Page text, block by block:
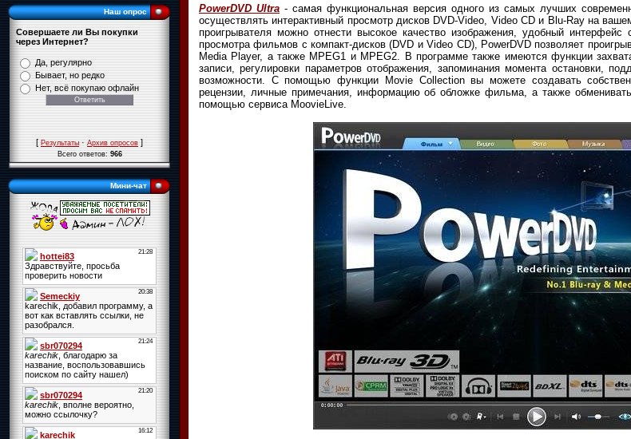
Наш опрос
Совершаете ли Вы покупки
через Интернет?
Да, регулярно
Бывает, но редко
Нет, всё покупаю офлайн
[Результаты·Архив опросов]
Всего ответов:966
Мини-чат
PowerDVD Ultra - самая функциональная версия одного из самых лучших
осуществлять интерактивный просмотр дисков DVD-Video, Video CD и Blu-Ray на
проигрывателя можно отнести высокое качество изображения, удобный
просмотра фильмов с компакт-дисков (DVD и Video CD), PowerDVD позволяет
Media Player, а также MPEG1 и MPEG2. В программе также имеются функции
записи, регулировки параметров отображения, запоминания момента остановки,
возможности. С помощью функции Movie Collection вы можете создавать
рецензии, личные примечания, информацию об обложке фильма, а также
помощью сервиса MoovieLive.